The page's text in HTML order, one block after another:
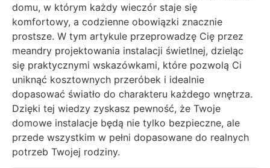
domu, w którym każdy wieczór staje się
komfortowy, a codzienne obowiązki znacznie
prostsze. W tym artykule przeprowadzę Cię przez
meandry projektowania instalacji świetlnej, dzieląc
się praktycznymi wskazówkami, które pozwolą Ci
uniknąć kosztownych przeróbek i idealnie
dopasować światło do charakteru każdego wnętrza.
Dzięki tej wiedzy zyskasz pewność, że Twoje
domowe instalacje będą nie tylko bezpieczne, ale
przede wszystkim w pełni dopasowane do realnych
potrzeb Twojej rodziny.